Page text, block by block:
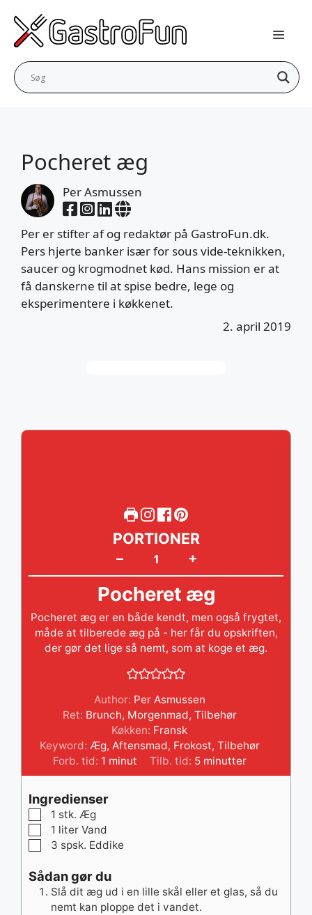
indhold
Pocheret æg
Per Asmussen
Per er stifter af og redaktør på GastroFun.dk.
Pers hjerte banker især for sous vide-teknikken,
saucer og krogmodnet kød. Hans mission er at
få danskerne til at spise bedre, lege og
eksperimentere i køkkenet.
2. april 2019
– +
PORTIONER
Pocheret æg
Pocheret æg er en både kendt, men også frygtet,
måde at tilberede æg på - her får du opskriften,
der gør det lige så nemt, som at koge et æg.
Author: Per Asmussen
Ret: Brunch, Morgenmad, Tilbehør
Køkken: Fransk
Keyword: Æg, Aftensmad, Frokost, Tilbehør
Forb. tid: 1 minut
minut Tilb. tid: 5minutter
minutter
Ingredienser
▢1 stk. Æg
▢1 liter Vand
▢
3 spsk. Eddike
Sådan gør du
Slå dit æg ud i en lille skål eller et glas, så du
nemt kan ploppe det i vandet.